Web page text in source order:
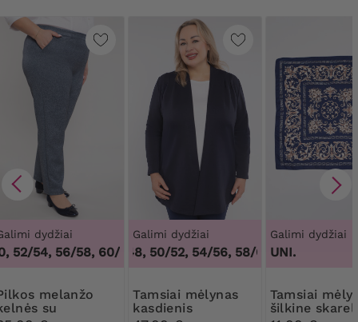
dydžiai
52/54, 56/58, 60/62 ,48/50, 52/54, 56/58, 60/62
su
Galimi dydžiai
46/48, 50/52, 54/56, 58/60, 62/64
Tamsiai mėlynas
kasdienis
Galimi dydžiai
UNI.
Tamsiai mėlynas
šilkine